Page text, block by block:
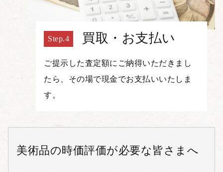
買取・お支払い
ご提示した査定額にご納得いただきまし
たら、その場で現金でお支払いいたしま
す。
美術品の時価評価が必要な皆さまへ